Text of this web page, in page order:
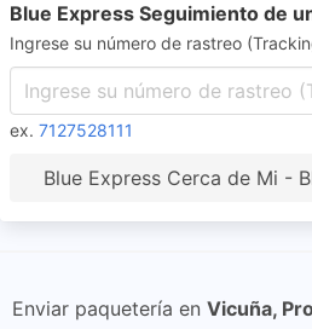
Blue Express Seguimiento de
Ingrese su número de rastreo
ex. 7127528111
Blue Express Cerca de Mi -
Enviar paquetería en Vicuña,